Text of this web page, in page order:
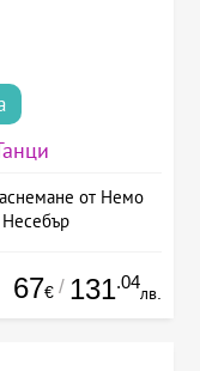
от Немо
Несебър
67€ / 131.04
лв.